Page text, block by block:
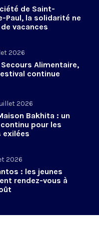
de Saint-
Paul, la solidarité ne
vacances
2026
Alimentaire,
continue
2026
Bakhita : un
pour les
exilées
2026
: les jeunes
rendez-vous à